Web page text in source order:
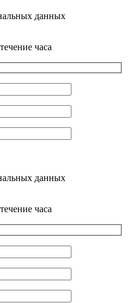
данных
часа
данных
часа